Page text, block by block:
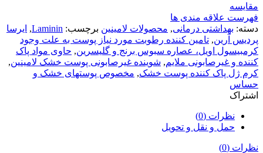
مقایسه
فهرست علاقه مندی ها
دسته: بهداشتی درمانی, محصولات لامینین برچسب: Laminin
, ایرسا
پردیس آرین, تامین کننده رطوبت مورد نیاز پوست به علت وجود
کرمبیسول اویل، عصاره سبوس برنج و گلیسرین, حاوی مواد پاک
کننده و غیرصابونی ملایم, شوینده غیرصابونی پوست خشک لامینین,
کرم ژل پاک کننده پوست خشک, مخصوص پوستهای خشک و
حساس
اشتراک
نظرات (0)
حمل و نقل و تحویل
نظرات (0)